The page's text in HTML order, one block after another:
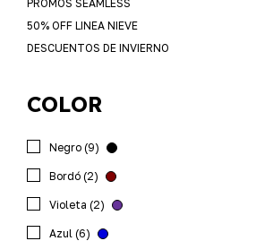
PROMOS SEAMLESS
50% OFF LINEA NIEVE
DESCUENTOS DE INVIERNO
COLOR
Negro (9)
Bordó (2)
Violeta (2)
Azul (6)